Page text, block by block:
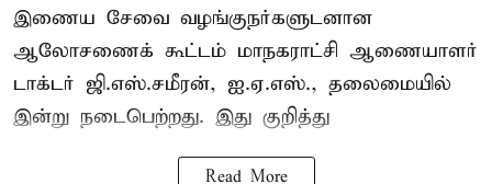
இணைய சேவை வழங்குநர்களுடனான
ஆலோசணைக் கூட்டம் மாநகராட்சி ஆணையாளர்
டாக்டர் ஜி.எஸ்.சமீரன், ஐ.ஏ.எஸ்., தலைமையில்
இன்று நடைபெற்றது. இது குறித்து
Read More